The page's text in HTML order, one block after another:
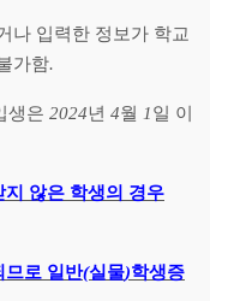
나 입력한 정보가 학교
가함.
생은 2024년 4월 1일 이
지 않은 학생의 경우
므로 일반(실물)학생증